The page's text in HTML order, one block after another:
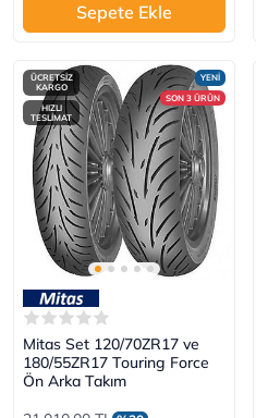
Sepete Ekle
YENİ
SON 3 ÜRÜN
ÜCRETSİZ
KARGO
HIZLI
TESLİMAT
Mitas Set 120/70ZR17 ve
180/55ZR17 Touring Force
Ön Arka Takım